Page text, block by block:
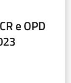
e OPD